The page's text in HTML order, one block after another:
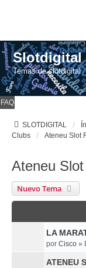
Slotdigital
Temas de slotdigital
FAQ
SLOTDIGITAL
Clubs
Ateneu Slot
Ateneu
Nuevo Tema
LA
por Cisco »
ATENEU